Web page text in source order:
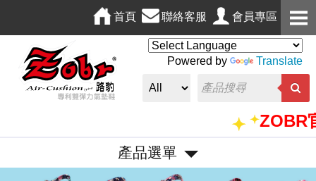
會員專區
聯絡客服
首頁
Powered by Translate
ZOBR官方
產品選單